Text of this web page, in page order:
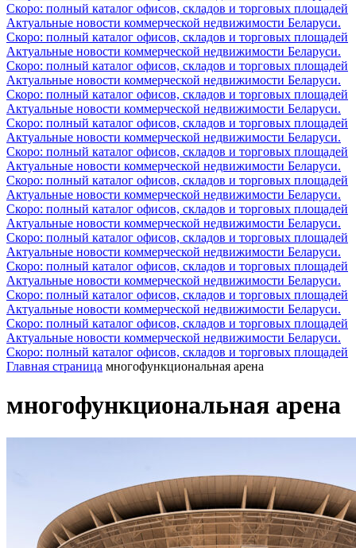
Скоро: полный каталог офисов, складов и торговых площадей
Актуальные новости коммерческой недвижимости Беларуси.
Скоро: полный каталог офисов, складов и торговых площадей
Актуальные новости коммерческой недвижимости Беларуси.
Скоро: полный каталог офисов, складов и торговых площадей
Актуальные новости коммерческой недвижимости Беларуси.
Скоро: полный каталог офисов, складов и торговых площадей
Актуальные новости коммерческой недвижимости Беларуси.
Скоро: полный каталог офисов, складов и торговых площадей
Актуальные новости коммерческой недвижимости Беларуси.
Скоро: полный каталог офисов, складов и торговых площадей
Актуальные новости коммерческой недвижимости Беларуси.
Скоро: полный каталог офисов, складов и торговых площадей
Актуальные новости коммерческой недвижимости Беларуси.
Скоро: полный каталог офисов, складов и торговых площадей
Актуальные новости коммерческой недвижимости Беларуси.
Скоро: полный каталог офисов, складов и торговых площадей
Актуальные новости коммерческой недвижимости Беларуси.
Скоро: полный каталог офисов, складов и торговых площадей
Актуальные новости коммерческой недвижимости Беларуси.
Скоро: полный каталог офисов, складов и торговых площадей
Актуальные новости коммерческой недвижимости Беларуси.
Скоро: полный каталог офисов, складов и торговых площадей
Актуальные новости коммерческой недвижимости Беларуси.
Скоро: полный каталог офисов, складов и торговых площадей
Главная страница многофункциональная арена
многофункциональная арена